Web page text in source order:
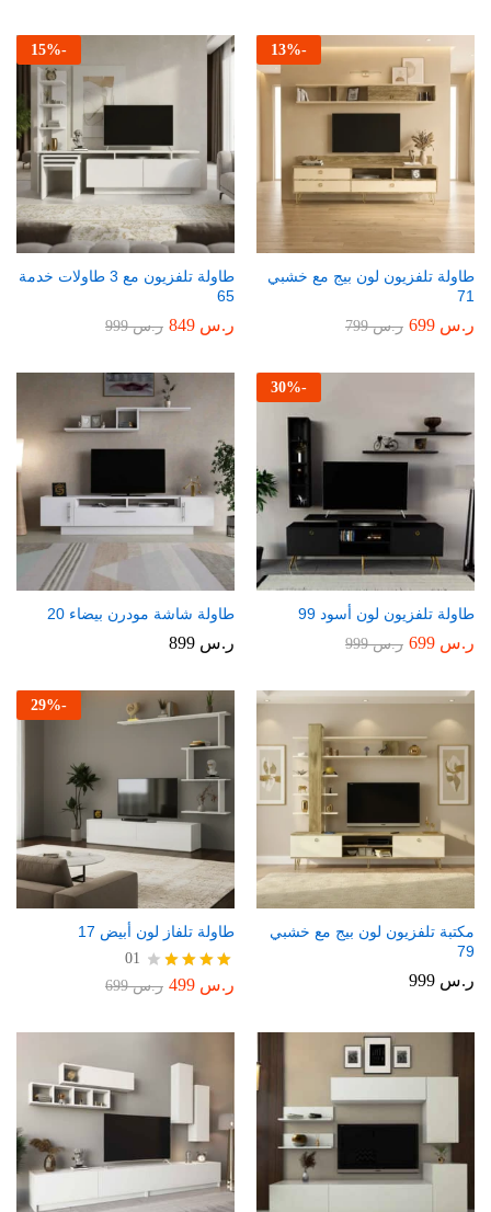
-
13%
طاولة تلفزيون لون بيج مع خشبي
71
ر.س ر.س799
-
15%
طاولة تلفزيون مع 3 طاولات خدمة
65
ر.س ر.س999
-
30%
طاولة تلفزيون لون أسود 99
ر.س ر.س999
طاولة شاشة مودرن بيضاء 20
ر.س
مكتبة تلفزيون لون بيج مع خشبي
79
ر.س
-
29%
طاولة تلفاز لون أبيض 17
تم
من 5
01
ر.س ر.س699